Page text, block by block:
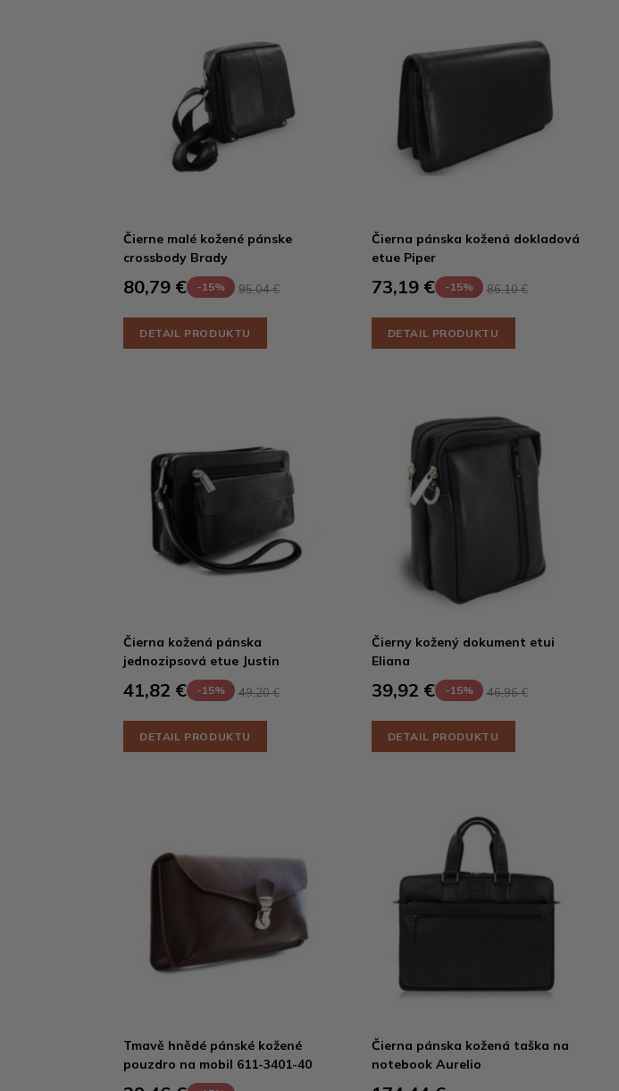
Čierne malé kožené pánske
crossbody Brady
80,79 € -15% 95,04 €
DETAIL PRODUKTU
Čierna pánska kožená dokladová
etue Piper
73,19 € -15% 86,10 €
DETAIL PRODUKTU
Čierna kožená pánska
jednozipsová etue Justin
41,82 € -15% 49,20 €
DETAIL PRODUKTU
Čierny kožený dokument etui
Eliana
39,92 € -15% 46,96 €
DETAIL PRODUKTU
Tmavě hnědé pánské kožené
pouzdro na mobil 611-3401-40
Čierna pánska kožená taška na
notebook Aurelio